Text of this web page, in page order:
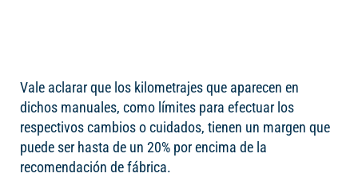
Vale aclarar que los kilometrajes que aparecen en
dichos manuales, como límites para efectuar los
respectivos cambios o cuidados, tienen un margen que
puede ser hasta de un 20% por encima de la
recomendación de fábrica.